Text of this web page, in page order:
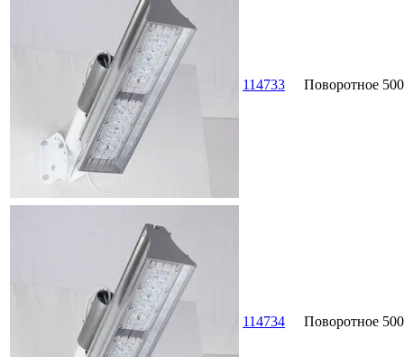
114733 Поворотное
114734 Поворотное